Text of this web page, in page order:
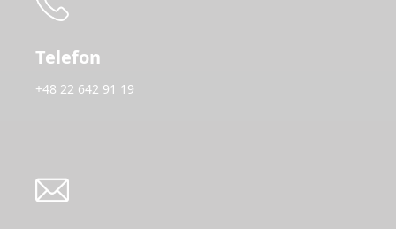
Telefon
+48 22 642 91 19